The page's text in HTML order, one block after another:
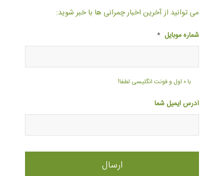
می توانید از آخرین اخبار چمرانی ها با خبر شوید:
شماره موبایل *
با ۰ اول و فونت انگلیسی لطفا!
آدرس ایمیل شما